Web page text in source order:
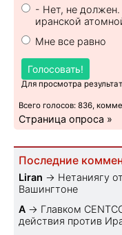
- Нет, не
иранской
Мне все равно
Голосовать!
Для просмотра
Всего голосов: 836,
Страница опроса »
Последние
Liran → Нетаниягу
Вашингтоне
A → Главком
действия против